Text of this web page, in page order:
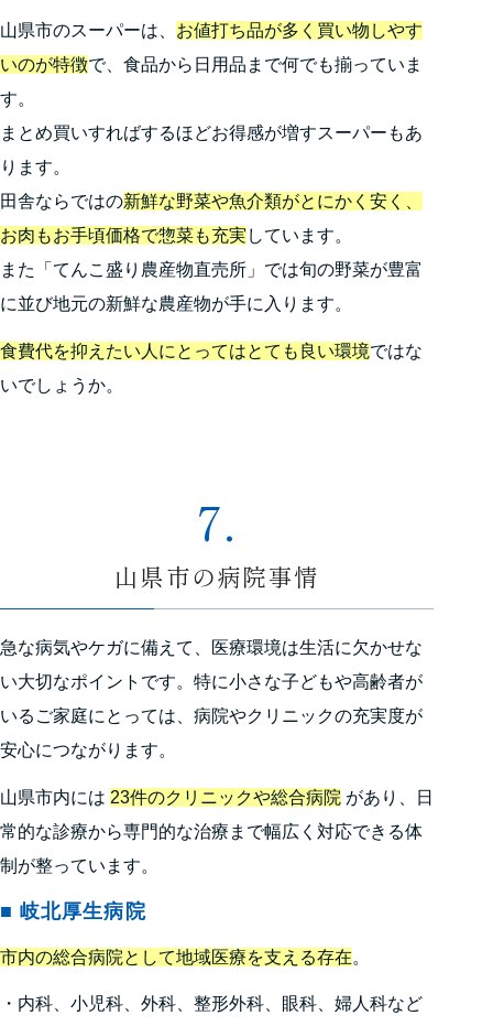
山県市のスーパーは、 お値打ち品が多く買い物しやす
いのが特徴で、食品から日用品まで何でも揃っていま
す。
まとめ買いすればするほどお得感が増すスーパーもあ
ります。
田舎ならではの新鮮な野菜や魚介類がとにかく安く、
お肉もお手頃価格で惣菜も充実 しています。
また「てんこ盛り農産物直売所」では旬の野菜が豊富
に並び地元の新鮮な農産物が手に入ります。
食費代を抑えたい人にとってはとても良い環境ではな
いでしょうか。
7.
山県市の病院事情
急な病気やケガに備えて、医療環境は生活に欠かせな
い大切なポイントです。特に小さな子どもや高齢者が
いるご家庭にとっては、病院やクリニックの充実度が
安心につながります。
山県市内には 23件のクリニックや総合病院 があり、日
常的な診療から専門的な治療まで幅広く対応できる体
制が整っています。
■ 岐北厚生病院
市内の総合病院として地域医療を支える存在。
・内科、小児科、外科、整形外科、眼科、婦人科など